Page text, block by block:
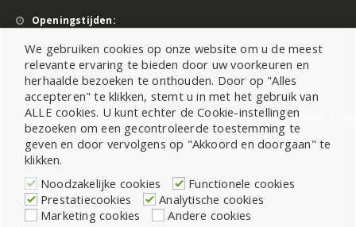
Openingstijden:
©2026 All Rights Reserved |Sitemap|Cookiebeleid|Privacy Statement
We gebruiken cookies op onze website om u de meest
relevante ervaring te bieden door uw voorkeuren en
herhaalde bezoeken te onthouden. Door op "Alles
accepteren" te klikken, stemt u in met het gebruik van
ALLE cookies. U kunt echter de Cookie-instellingen
bezoeken om een gecontroleerde toestemming te
geven en door vervolgens op "Akkoord en doorgaan" te
klikken.
Noodzakelijke cookies
Functionele cookies
Prestatiecookies
Analytische cookies
Marketing cookies
Andere cookies